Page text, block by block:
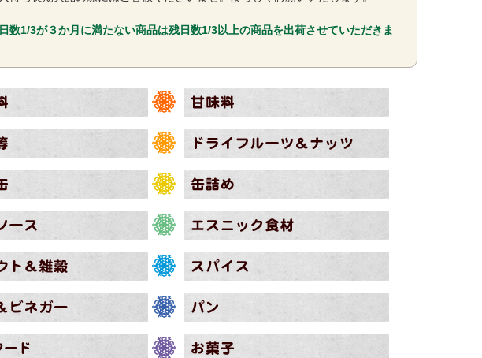
数1/3が３か月に満たない商品は残日数1/3以上の商品を出荷させていただきま